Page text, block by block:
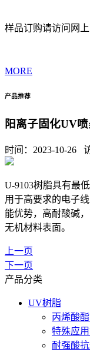
样品订购请访问网
MORE
产品推荐
阳离子固化UV
时间：2023-10-26
U-9103树脂具有最
用于高要求的电子
能优势，高耐酸碱
无机材料表面。
上一页
下一页
产品分类
UV树脂
丙烯酸
特殊应
耐强酸